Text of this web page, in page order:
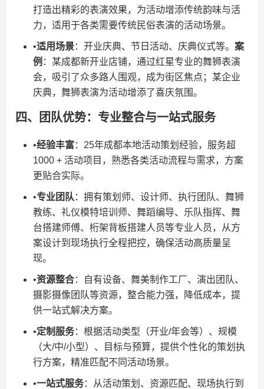
打造出精彩的表演效果，为活动增添传统韵味与活
力，适用于各类需要传统民俗表演的活动场景。
•​​适用场景​​：开业庆典、节日活动、庆典仪式等。​ ​案
例​ ​：某成都新开业店铺，通过红星专业的舞狮表演
会，吸引了众多路人围观，成为街区焦点；某企业
庆典，舞狮表演为活动增添了喜庆氛围。
四、团队优势：专业整合与一站式服务
•​​经验丰富​​：25年成都本地活动策划经验，服务超
1000 + 活动项目，熟悉各类活动流程与需求，方案
更贴合实际。
•​​专业团队​ ​：拥有策划师、设计师、执行团队、舞狮
教练、礼仪模特培训师、舞蹈编导、乐队指挥、舞
台搭建师傅、桁架背板搭建人员等专业人员，从方
案设计到现场执行全程把控，确保活动高质量呈
现。
•​​资源整合​​：自有设备、舞美制作工厂、演出团队、
摄影摄像团队等资源，整合能力强，降低成本，提
供一站式解决方案。
•​​定制服务​​：根据活动类型（开业/年会等）、规模
（大/中/小型）、目标与预算，提供个性化的策划执
行方案，精准匹配不同活动场景。
•​​一站式服务​​：从活动策划、资源匹配、现场执行到